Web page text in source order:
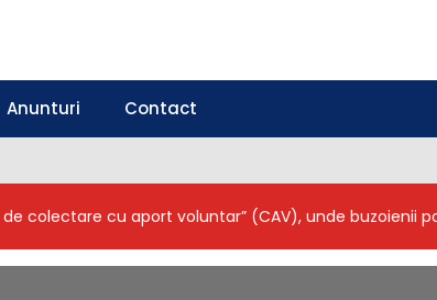
Anunturi Contact
colectare cu aport voluntar” (CAV), unde buzoienii